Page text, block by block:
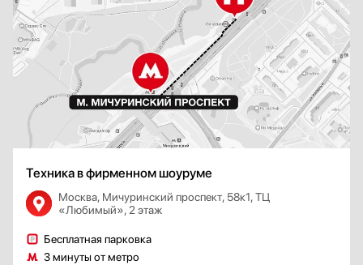
Техника в фирменном шоуруме
Москва, Мичуринский проспект, 58к1, ТЦ
«Любимый», 2 этаж
Бесплатная парковка
3 минуты от метро